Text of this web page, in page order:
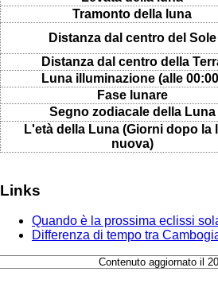
Tramonto della luna
Distanza dal centro del Sole
Distanza dal centro della
Luna illuminazione (alle
Fase lunare
Segno zodiacale della Luna
L'età della Luna (Giorni dopo la
nuova)
Links
Quando è la prossima eclissi
Differenza di tempo tra
Contenuto aggiornato il